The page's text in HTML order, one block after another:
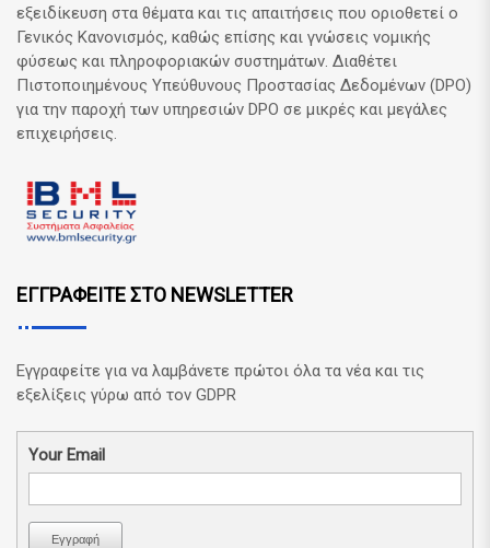
εξειδίκευση στα θέματα και τις απαιτήσεις που οριοθετεί ο
Γενικός Κανονισμός, καθώς επίσης και γνώσεις νομικής
φύσεως και πληροφοριακών συστημάτων. Διαθέτει
Πιστοποιημένους Υπεύθυνους Προστασίας Δεδομένων (DPO)
για την παροχή των υπηρεσιών DPO σε μικρές και μεγάλες
επιχειρήσεις.
ΕΓΓΡΑΦΕΙΤΕ ΣΤΟ NEWSLETTER
Εγγραφείτε για να λαμβάνετε πρώτοι όλα τα νέα και τις
εξελίξεις γύρω από τον GDPR
Your Email
Εγγραφή